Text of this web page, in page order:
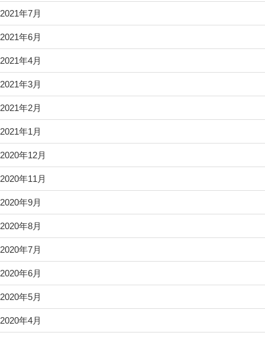
2021年7月
2021年6月
2021年4月
2021年3月
2021年2月
2021年1月
2020年12月
2020年11月
2020年9月
2020年8月
2020年7月
2020年6月
2020年5月
2020年4月